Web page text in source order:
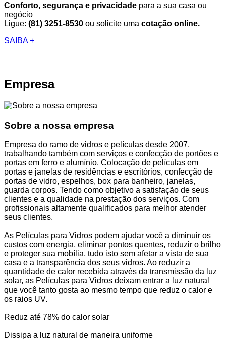
Conforto, segurança e privacidade para a sua casa ou
negócio
Ligue: (81) 3251-8530 ou solicite uma cotação online.
SAIBA +
Empresa
Sobre a nossa empresa
Empresa do ramo de vidros e películas desde 2007,
trabalhando também com serviços e confecção de portões e
portas em ferro e alumínio. Colocação de películas em
portas e janelas de residências e escritórios, confecção de
portas de vidro, espelhos, box para banheiro, janelas,
guarda corpos. Tendo como objetivo a satisfação de seus
clientes e a qualidade na prestação dos serviços. Com
profissionais altamente qualificados para melhor atender
seus clientes.
As Películas para Vidros podem ajudar você a diminuir os
custos com energia, eliminar pontos quentes, reduzir o brilho
e proteger sua mobília, tudo isto sem afetar a vista de sua
casa e a transparência dos seus vidros. Ao reduzir a
quantidade de calor recebida através da transmissão da luz
solar, as Películas para Vidros deixam entrar a luz natural
que você tanto gosta ao mesmo tempo que reduz o calor e
os raios UV.
Reduz até 78% do calor solar
Dissipa a luz natural de maneira uniforme